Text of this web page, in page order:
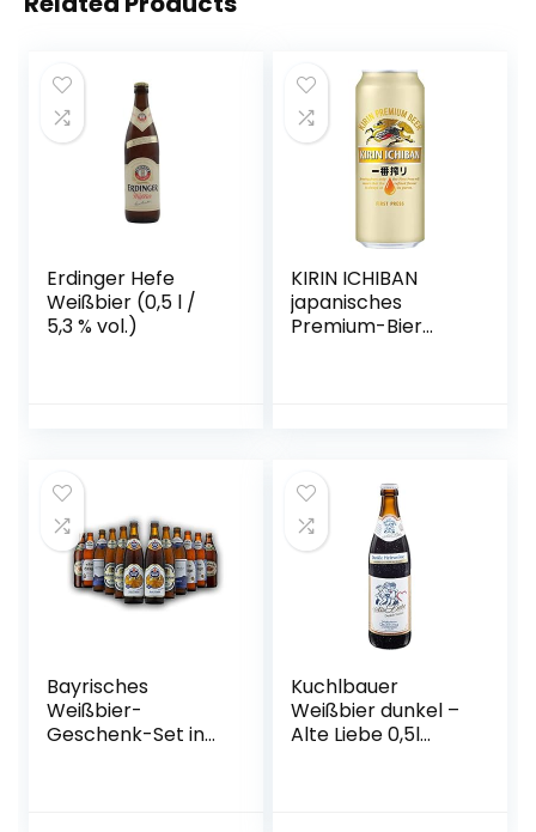
Erdinger Hefe
Weißbier (0,5 l /
5,3 % vol.)
KIRIN ICHIBAN
japanisches
Premium-Bier
Einweg) (1 x 0,5 l)
Bayrisches
Weißbier-
Geschenk-Set in
Kuchlbauer
Weißbier dunkel –
Alte Liebe 0,5l